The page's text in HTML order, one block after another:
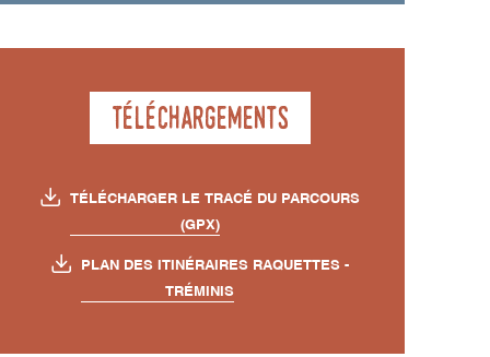
Téléchargements
TÉLÉCHARGER LE TRACÉ DU PARCOURS
(GPX)
PLAN DES ITINÉRAIRES RAQUETTES -
TRÉMINIS